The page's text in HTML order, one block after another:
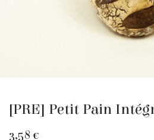
[PRE] Petit Pain
3,58 €